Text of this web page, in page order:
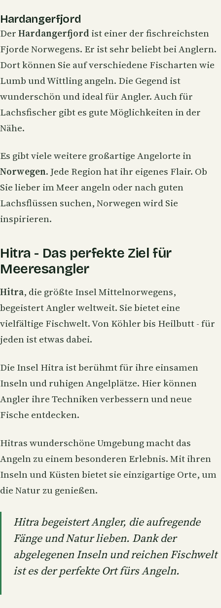
Hardangerfjord
DerHardangerfjord ist einer der fischreichsten
Fjorde Norwegens. Er ist sehr beliebt bei Anglern.
Dort können Sie auf verschiedene Fischarten wie
LumbundWittlingangeln. Die Gegend ist
wunderschön und ideal für Angler. Auch für
Lachsfischer gibt es gute Möglichkeiten in der
Nähe.
Es gibt viele weitere großartige Angelorte in
Norwegen. Jede Region hat ihr eigenes Flair. Ob
Sie lieber im Meer angeln oder nach guten
Lachsflüssen suchen, Norwegen wird Sie
inspirieren.
Hitra - Das perfekte Ziel für
Meeresangler
Hitra, die größte Insel Mittelnorwegens,
begeistert Angler weltweit. Sie bietet eine
vielfältige Fischwelt. Von Köhler bis Heilbutt - für
jeden ist etwas dabei.
Die Insel Hitra ist berühmt für ihre einsamen
Inseln und ruhigen Angelplätze. Hier können
Angler ihre Techniken verbessern und neue
Fische entdecken.
Hitras wunderschöne Umgebung macht das
Angeln zu einem besonderen Erlebnis. Mit ihren
Inseln und Küsten bietet sie einzigartige Orte, um
die Natur zu genießen.
Hitra begeistert Angler, die aufregende
Fänge und Natur lieben. Dank der
abgelegenen Inseln und reichen Fischwelt
ist es der perfekte Ort fürs Angeln.